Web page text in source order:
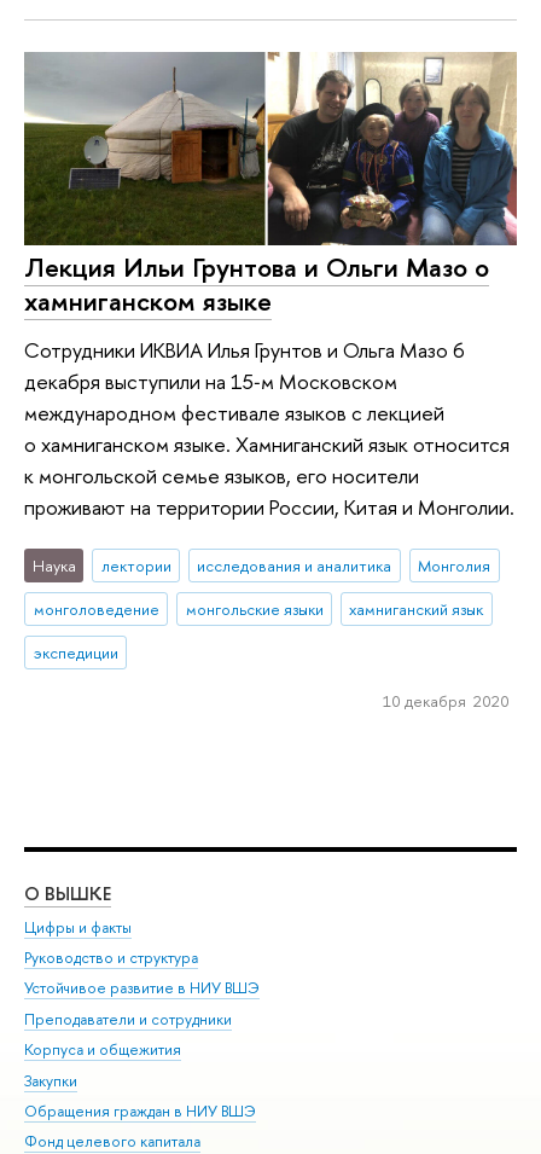
Лекция Ильи Грунтова и Ольги Мазо о
хамниганском языке
Сотрудники ИКВИА Илья Грунтов и Ольга Мазо 6
декабря выступили на 15‑м Московском
международном фестивале языков с лекцией
о хамниганском языке. Хамниганский язык относится
к монгольской семье языков, его носители
проживают на территории России, Китая и Монголии.
Наука лектории исследования и аналитика
Монголия
монголоведение
монгольские языки
хамниганский язык
экспедиции
10 декабря 2020
О ВЫШКЕ
Цифры и факты
Руководство и структура
Устойчивое развитие в НИУ ВШЭ
Преподаватели и сотрудники
Корпуса и общежития
Закупки
Обращения граждан в НИУ ВШЭ
Фонд целевого капитала